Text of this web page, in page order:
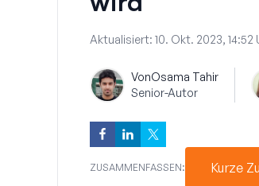
Aktualisiert: 10. Okt. 2023, 14:52
VonOsama Tahir
Senior-Autor
ZUSAMMENFASSEN: Kurze